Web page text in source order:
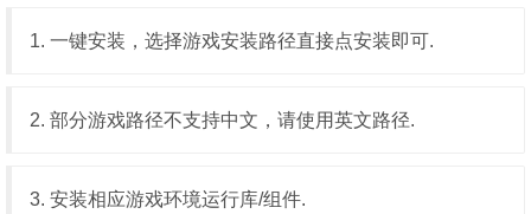
1. 一键安装，选择游戏安装路径直接点安装即可.
2. 部分游戏路径不支持中文，请使用英文路径.
3. 安装相应游戏环境运行库/组件.